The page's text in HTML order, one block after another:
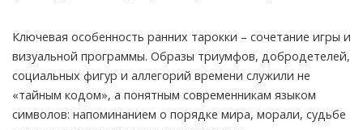
Ключевая особенность ранних тарокки – сочетание игры и
визуальной программы. Образы триумфов, добродетелей,
социальных фигур и аллегорий времени служили не
«тайным кодом», а понятным современникам языком
символов: напоминанием о порядке мира, морали, судьбе